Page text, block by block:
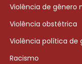
Violência de gênero
Violência obstétrica
Violência política de
Racismo